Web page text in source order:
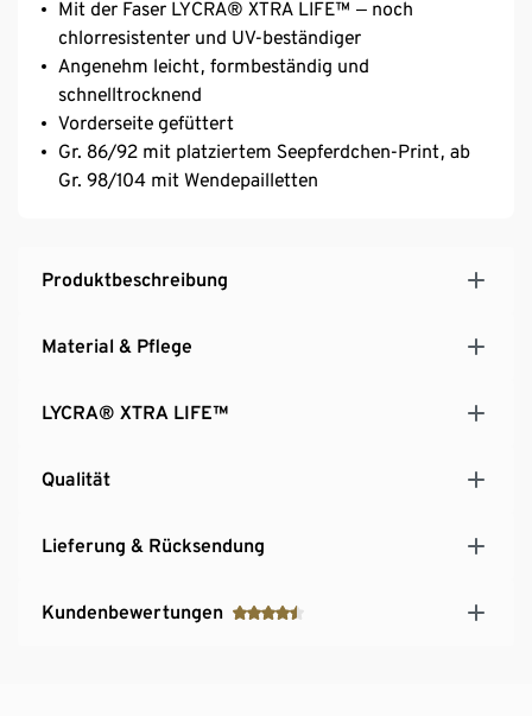
Mit der Faser LYCRA® XTRA LIFE™ ‒ noch
chlorresistenter und UV-beständiger
Angenehm leicht, formbeständig und
schnelltrocknend
Vorderseite gefüttert
Gr. 86/92 mit platziertem Seepferdchen-Print, ab
Gr. 98/104 mit Wendepailletten
Produktbeschreibung
Material & Pflege
LYCRA® XTRA LIFE™
Qualität
Lieferung & Rücksendung
Kundenbewertungen